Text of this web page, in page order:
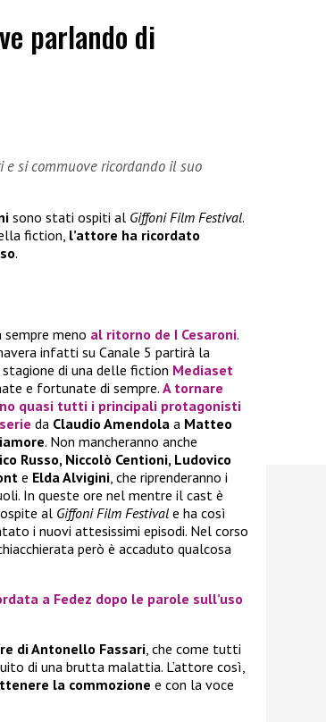
parlando di
e si commuove ricordando il suo
sono stati ospiti al Giffoni Film Festival.
fiction, l’attore ha ricordato
.
sempre meno al ritorno de I Cesaroni.
infatti su Canale 5 partirà la
di una delle fiction Mediaset
e fortunate di sempre. A tornare
quasi tutti i principali protagonisti
da Claudio Amendola a Matteo
. Non mancheranno anche
Russo, Niccolò Centioni, Ludovico
e Elda Alvigini, che riprenderanno i
In queste ore nel mentre il cast è
al Giffoni Film Festival e ha così
i nuovi attesissimi episodi. Nel corso
però è accaduto qualcosa
a Fedez dopo le parole sull’uso
di Antonello Fassari, che come tutti
di una brutta malattia. L’attore così,
la commozione e con la voce